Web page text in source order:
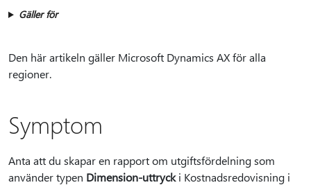
Gäller för
Den här artikeln gäller Microsoft Dynamics AX för alla
regioner.
Symptom
Anta att du skapar en rapport om utgiftsfördelning som
använder typen Dimension-uttrycki Kostnadsredovisning i